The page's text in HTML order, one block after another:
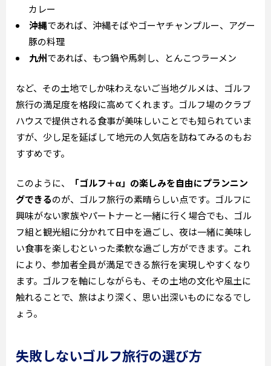
カレー
沖縄であれば、沖縄そばやゴーヤチャンプルー、アグー
豚の料理
九州であれば、もつ鍋や馬刺し、とんこつラーメン
など、その土地でしか味わえないご当地グルメは、ゴルフ
旅行の満足度を格段に高めてくれます。ゴルフ場のクラブ
ハウスで提供される食事が美味しいことでも知られていま
すが、少し足を延ばして地元の人気店を訪ねてみるのもお
すすめです。
このように、
「ゴルフ＋α」の楽しみを自由にプランニン
グできるのが、ゴルフ旅行の素晴らしい点です。ゴルフに
興味がない家族やパートナーと一緒に行く場合でも、ゴル
フ組と観光組に分かれて日中を過ごし、夜は一緒に美味し
い食事を楽しむといった柔軟な過ごし方ができます。これ
により、参加者全員が満足できる旅行を実現しやすくなり
ます。ゴルフを軸にしながらも、その土地の文化や風土に
触れることで、旅はより深く、思い出深いものになるでし
ょう。
失敗しないゴルフ旅行の選び方